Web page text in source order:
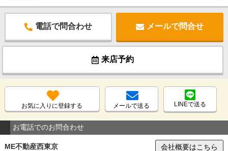
電話で問合わせ メールで問合せ
来店予約
お気に入りに登録する メールで送る LINEで送る
お電話でのお問合わせ
ME不動産西東京 会社概要はこちら